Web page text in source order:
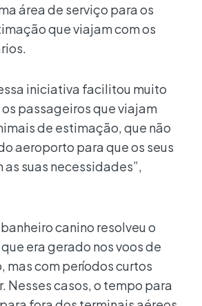
área de serviço para os
que viajam com os
iniciativa facilitou muito
passageiros que viajam
de estimação, que não
aeroporto para que os seus
suas necessidades”,
canino resolveu o
era gerado nos voos de
mas com períodos curtos
Nesses casos, o tempo para